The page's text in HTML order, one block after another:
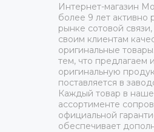
Интернет-магазин
более 9 лет активно
рынке сотовой
своим клиентам
оригинальные
тем, что предлагаем
оригинальную
поставляется в
Каждый товар в
ассортименте
официальной
обеспечивает